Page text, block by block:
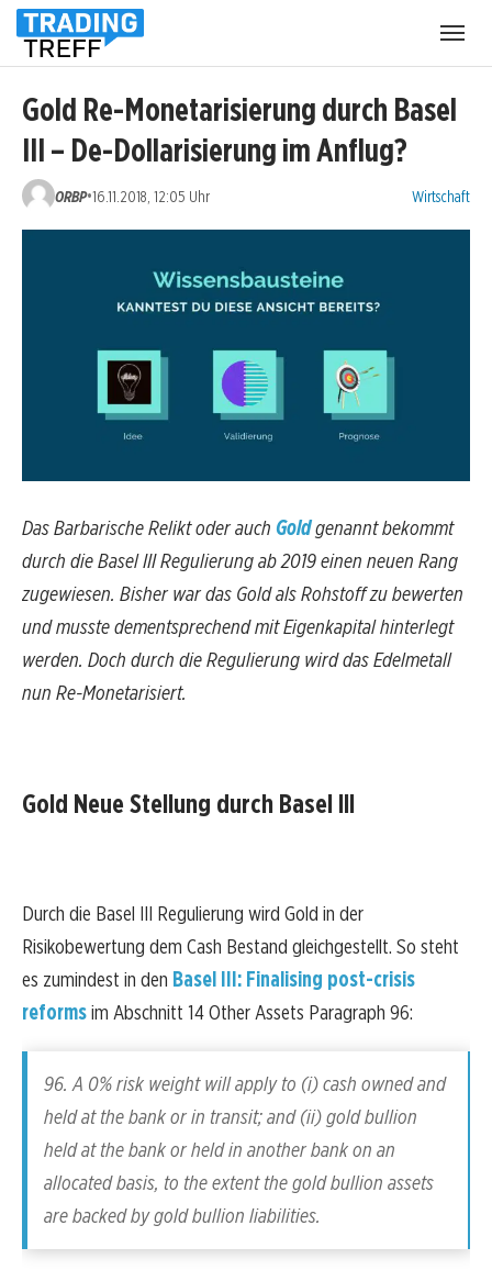
Gold Re-Monetarisierung durch Basel
III – De-Dollarisierung im Anflug?
ORBP•16.11.2018, 12:05 Uhr Kategorien:
Wirtschaft
Das Barbarische Relikt oder auch Goldgenannt bekommt
durch die Basel III Regulierung ab 2019 einen neuen Rang
zugewiesen. Bisher war das Gold als Rohstoff zu bewerten
und musste dementsprechend mit Eigenkapital hinterlegt
werden. Doch durch die Regulierung wird das Edelmetall
nun Re-Monetarisiert.
Gold Neue Stellung durch Basel III
Durch die Basel III Regulierung wird Gold in der
Risikobewertung dem Cash Bestand gleichgestellt. So steht
es zumindest in den Basel III: Finalising post-crisis
reformsim Abschnitt 14 Other Assets Paragraph 96:
96. A 0% risk weight will apply to (i) cash owned and
held at the bank or in transit; and (ii) gold bullion
held at the bank or held in another bank on an
allocated basis, to the extent the gold bullion assets
are backed by gold bullion liabilities.